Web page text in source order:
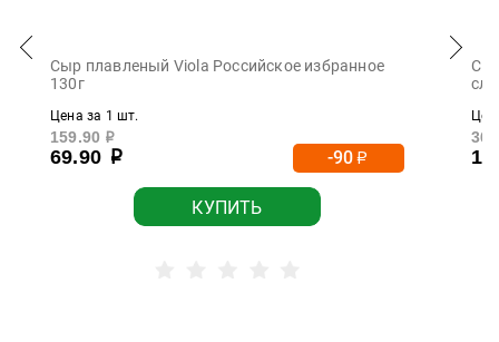
Сыр плавленый Viola Российское избранное
130г
Цена за 1 шт.
159.90 р
69.90 р -90р
КУПИТЬ